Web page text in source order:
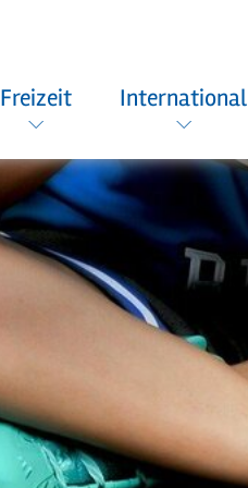
Freizeit International